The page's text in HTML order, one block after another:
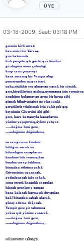
03-18-2009, Saat: 03:18 PM
gecenin kirli suratı
kan emici bir Yarasa.
gün batımında
kirli pençeleriyle gösteriyor kendini.
gördüğüm onun çirkinliği.
kırıp camı çerçeveyi
kana susamış bir Vampir olup
penceremden sızıyor içeri.
uyku,sözlükte yer almayan yasak bir sözcük.
gece,kirpiklerime asılmış,uyumama izin vermiyor.
aradığını bulamayan arsız bir hırsız gibi
gitmek bilmiyor.gitse ne olur sanki.
gerçeklerle yüzleşmek için vakit çok geç.
beynimin Güvercini ölü gibi
gece, kara katranıyla kanatlarını
yüzüne yapıştırmış,öylece yatıyor.
------boğma beni gece,
----soluğumu düğümleme.
ne sanıyorsun kendini.
bildiğim soruların
bilmediğim cevaplarını
kendime bile veremezken
benden cevap bekleme.
birazdan sökünce şafak
Güvercinim uyanacak,
aydınlanacak izbe sokak,
sona erecek karanlık sorgular.
küstah gece,işte o zaman
bana kalacak karmaşık duygular.
bak! birazdan sabah olacak,
güneş odama doğacak.
Vampir gece gir tabutuna
yoksa ışık yüzüne vuracak.
------boğma beni gece,
----soluğumu düğümleme...
Hüsamettin Günaçtı